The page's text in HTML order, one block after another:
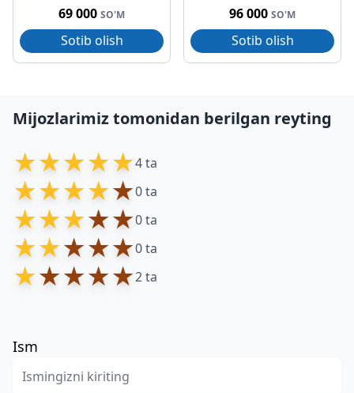
69 000 SO'M
Sotib olish
96 000 SO'M
Sotib olish
Mijozlarimiz tomonidan berilgan reyting
★★★★★4 ta
★★★★★0 ta
★★★★★0 ta
★★★★★0 ta
★★★★★2 ta
Ism